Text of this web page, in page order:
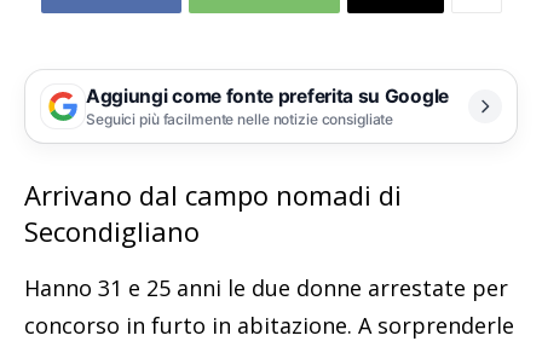
Aggiungi come fonte preferita su Google
Seguici più facilmente nelle notizie consigliate
Arrivano dal campo nomadi di
Secondigliano
Hanno 31 e 25 anni le due donne arrestate per
concorso in furto in abitazione. A sorprenderle